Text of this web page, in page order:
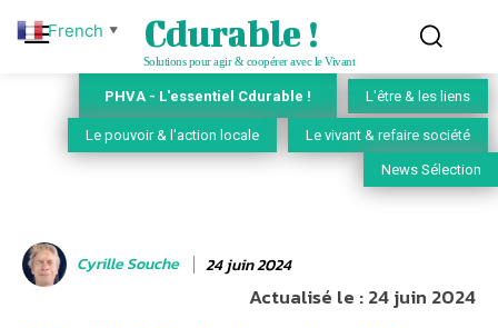
Cdurable !
Solutions pour agir & coopérer avec le Vivant
PHVA - L'essentiel Cdurable ! L'être & les liens
Le pouvoir & l'action locale Le vivant & refaire société
News Sélection
Cyrille Souche 24 juin 2024
Actualisé le :24 juin 2024
French ▼